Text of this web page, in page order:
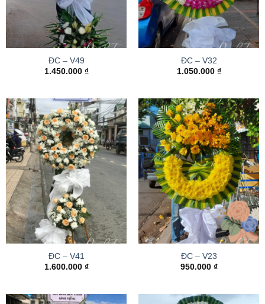
ĐC – V49
1.450.000 ₫
ĐC – V32
1.050.000 ₫
ĐC – V41
1.600.000 ₫
ĐC – V23
950.000 ₫